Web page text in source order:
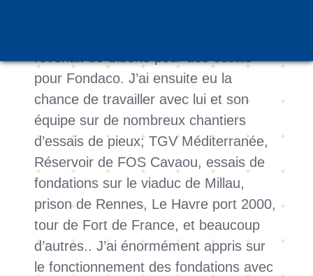
revenait de Sibérie pour des essais
pour Fondaco. J’ai ensuite eu la
chance de travailler avec lui et son
équipe sur de nombreux chantiers
d’essais de pieux; TGV Méditerranée,
Réservoir de FOS Cavaou, essais de
fondations sur le viaduc de Millau,
prison de Rennes, Le Havre port 2000,
tour de Fort de France, et beaucoup
d’autres.. J’ai énormément appris sur
le fonctionnement des fondations avec